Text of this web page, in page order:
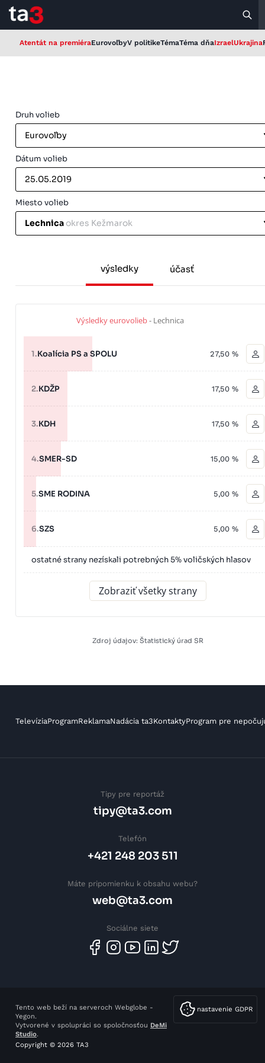
Atentát na premiéraEurovoľbyV politikeTémaTéma dňaIzraelUkrajina
Druh volieb
Eurovoľby
Dátum volieb
25.05.2019
Miesto volieb
Lechnica okres Kežmarok
výsledky účasť
Výsledky eurovolieb- Lechnica
1.Koalícia PS a SPOLU 27,50 %
2.KDŽP 17,50 %
3.KDH 17,50 %
4.SMER-SD 15,00 %
5.SME RODINA 5,00 %
6.SZS 5,00 %
ostatné strany nezískali potrebných 5% voličských hlasov
Zobraziť všetky strany
Zdroj údajov: Štatistický úrad SR
TelevíziaProgramReklamaNadácia ta3KontaktyProgram pre
Tipy pre reportáž
tipy@ta3.com
Telefón
+421 248 203 511
Máte pripomienku k obsahu webu?
web@ta3.com
Sociálne siete
nastavenie GDPR
Tento web beží na serveroch Webglobe -
Yegon.
Vytvorené v spolupráci so spoločnosťou DeMi
Studio.
Copyright © 2026 TA3